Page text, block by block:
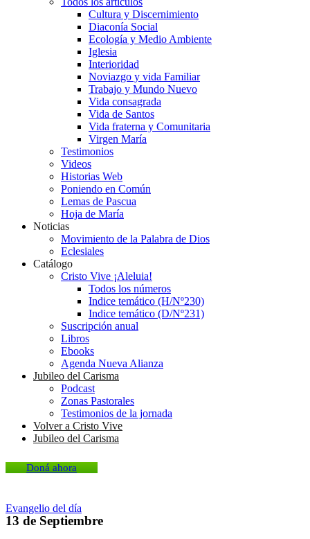
Cultura y Discernimiento
Diaconía Social
Ecología y Medio Ambiente
Iglesia
Interioridad
Noviazgo y vida Familiar
Trabajo y Mundo Nuevo
Vida consagrada
Vida de Santos
Vida fraterna y Comunitaria
Virgen María
Testimonios
Videos
Historias Web
Poniendo en Común
Lemas de Pascua
Hoja de María
Noticias
Movimiento de la Palabra de Dios
Eclesiales
Catálogo
Cristo Vive ¡Aleluia!
Todos los números
Indice temático (H/Nº230)
Indice temático (D/Nº231)
Suscripción anual
Libros
Ebooks
Agenda Nueva Alianza
Jubileo del Carisma
Podcast
Zonas Pastorales
Testimonios de la jornada
Volver a Cristo Vive
Jubileo del Carisma
Doná ahora
Evangelio del día
13 de Septiembre